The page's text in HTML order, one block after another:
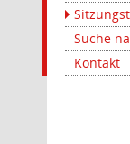
Suche
Kontakt